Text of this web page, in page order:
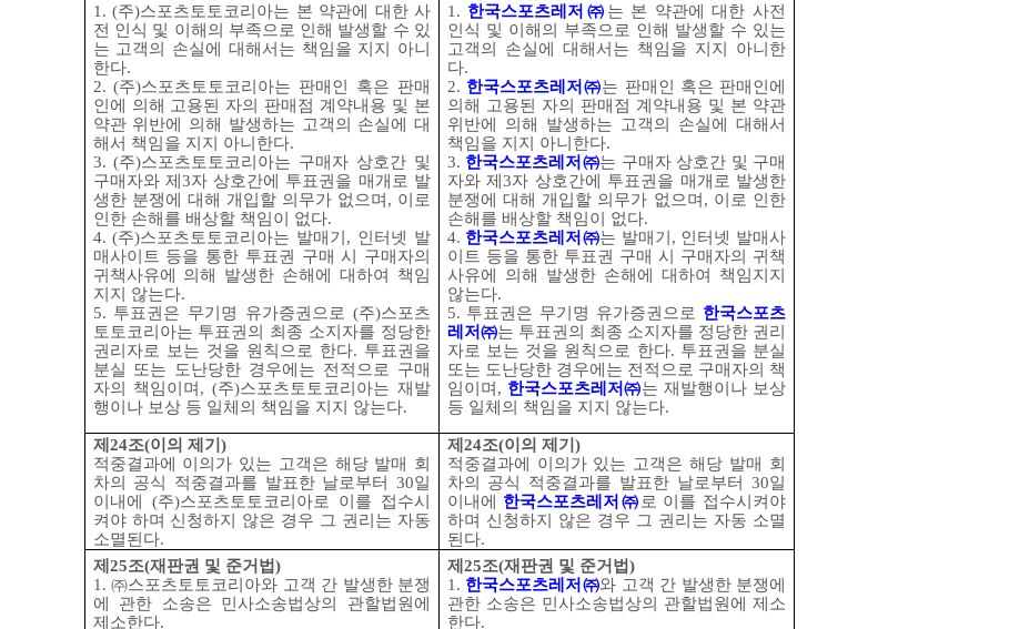
1. (주)스포츠토토코리아는 본 약관에 대한 사
전 인식 및 이해의 부족으로 인해 발생할 수 있
는 고객의 손실에 대해서는 책임을 지지 아니
한다.
2. (주)스포츠토토코리아는 판매인 혹은 판매
인에 의해 고용된 자의 판매점 계약내용 및 본
약관 위반에 의해 발생하는 고객의 손실에 대
해서 책임을 지지 아니한다.
3. (주)스포츠토토코리아는 구매자 상호간 및
구매자와 제 3자 상호간에 투표권을 매개로 발
생한 분쟁에 대해 개입할 의무가 없으며 , 이로
인한 손해를 배상할 책임이 없다.
4. (주)스포츠토토코리아는 발매기 , 인터넷 발
매사이트 등을 통한 투표권 구매 시 구매자의
귀책사유에 의해 발생한 손해에 대하여 책임
지지 않는다.
5. 투표권은 무기명 유가증권으로(주)스포츠
토토코리아는 투표권의 최종 소지자를 정당한
권리자로 보는 것을 원칙으로 한다. 투표권을
분실 또는 도난당한 경우에는 전적으로 구매
자의 책임이며 , (주)스포츠토토코리아는 재발
행이나 보상 등 일체의 책임을 지지 않는다.
1. 한국스포츠레저 ㈜ 는 본 약관에 대한 사전
인식 및 이해의 부족으로 인해 발생할 수 있는
고객의 손실에 대해서는 책임을 지지 아니한
다.
2. 한국스포츠레저 ㈜는 판매인 혹은 판매인에
의해 고용된 자의 판매점 계약내용 및 본 약관
위반에 의해 발생하는 고객의 손실에 대해서
책임을 지지 아니한다.
3. 한국스포츠레저 ㈜는 구매자 상호간 및 구매
자와 제3자 상호간에 투표권을 매개로 발생한
분쟁에 대해 개입할 의무가 없으며 , 이로 인한
손해를 배상할 책임이 없다.
4. 한국스포츠레저 ㈜는 발매기 , 인터넷 발매사
이트 등을 통한 투표권 구매 시 구매자의 귀책
사유에 의해 발생한 손해에 대하여 책임지지
않는다.
5. 투표권은 무기명 유가증권으로 한국스포츠
레저㈜는 투표권의 최종 소지자를 정당한 권리
자로 보는 것을 원칙으로 한다. 투표권을 분실
또는 도난당한 경우에는 전적으로 구매자의 책
임이며 , 한국스포츠레저㈜는 재발행이나 보상
등 일체의 책임을 지지 않는다.
제 24조(이의 제기 )
적중결과에 이의가 있는 고객은 해당 발매 회
차의 공식 적중결과를 발표한 날로부터30일
이내에 (주)스포츠토토코리아로 이를 접수시
켜야 하며 신청하지 않은 경우 그 권리는 자동
소멸된다.
제 24조(이의 제기 )
적중결과에 이의가 있는 고객은 해당 발매 회
차의 공식 적중결과를 발표한 날로부터30일
이내에 한국스포츠레저 ㈜ 로 이를 접수시켜야
하며 신청하지 않은 경우 그 권리는 자동 소멸
된다.
제 25조(재판권 및 준거법)
1. ㈜스포츠토토코리아와 고객 간 발생한 분쟁
에 관한 소송은 민사소송법상의 관할법원에
제소한다.
제 25조(재판권 및 준거법)
1. 한국스포츠레저 ㈜와 고객 간 발생한 분쟁에
관한 소송은 민사소송법상의 관할법원에 제소
한다.